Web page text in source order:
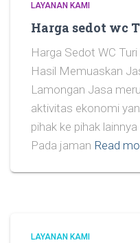
LAYANAN KAMI
Harga sedot wc
Harga Sedot WC
Hasil Memuaskan
Lamongan Jasa
aktivitas ekonomi
pihak ke pihak
Pada jaman Read
LAYANAN KAMI